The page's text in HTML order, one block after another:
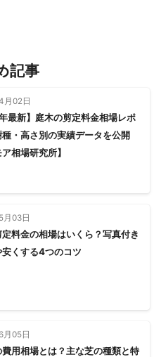
いただくか、家の合鍵を一旦お
能であれば、当社が作業して
ご質問を承っております。
頂きますので、お気軽に連絡
、太陽光管理、防草シート、
装、害虫駆除、雨漏り修理、
こなしております。
記事
月02日
最新】庭木の剪定料金相場レポ
種・高さ別の実績データを公開
ア相場研究所】
月03日
料金の相場はいくら？写真付き
安くする4つのコツ
月05日
用相場とは？主な芝の種類と特